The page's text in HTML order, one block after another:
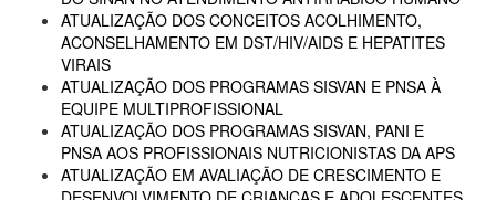
ATUALIZAÇÃO DOS CONCEITOS ACOLHIMENTO,
ACONSELHAMENTO EM DST/HIV/AIDS E HEPATITES
VIRAIS
ATUALIZAÇÃO DOS PROGRAMAS SISVAN E PNSA À
EQUIPE MULTIPROFISSIONAL
ATUALIZAÇÃO DOS PROGRAMAS SISVAN, PANI E
PNSA AOS PROFISSIONAIS NUTRICIONISTAS DA APS
ATUALIZAÇÃO EM AVALIAÇÃO DE CRESCIMENTO E